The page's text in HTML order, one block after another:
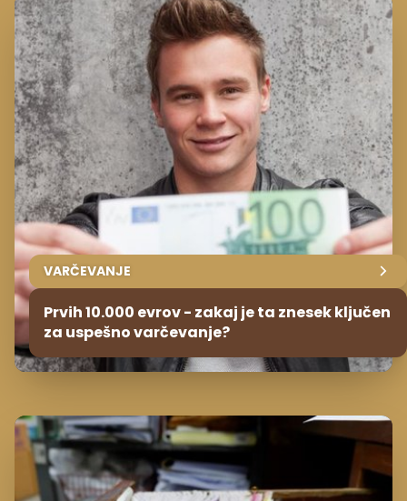
VARČEVANJE
Prvih 10.000 evrov - zakaj je ta znesek ključen
za uspešno varčevanje?